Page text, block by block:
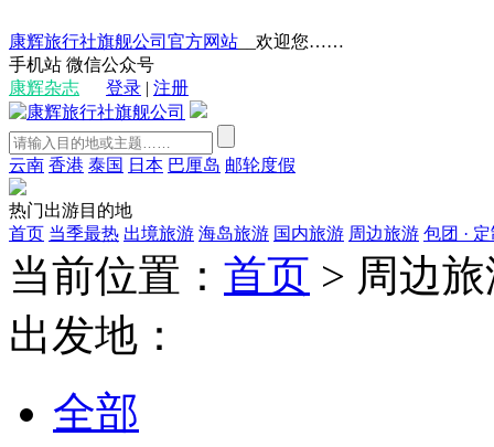
康辉旅行社旗舰公司官方网站 __欢迎您……
手机站 微信公众号
康辉杂志
登录 | 注册
云南 香港 泰国 日本 巴厘岛 邮轮度假
热门出游目的地
首页 当季最热 出境旅游 海岛旅游 国内旅游 周边旅游 包团 ·
当前位置： 首页 > 周边
出发地：
全部